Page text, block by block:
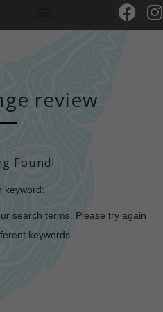
review
Found!
keyword:
search terms. Please try again
keywords.